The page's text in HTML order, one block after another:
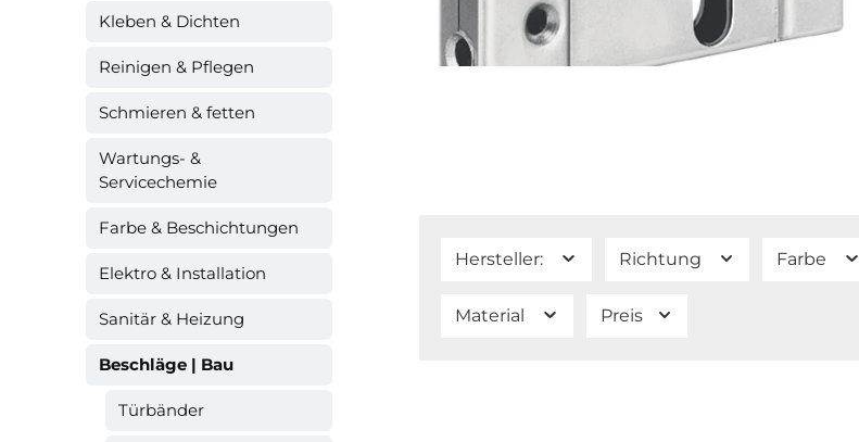
Kleben & Dichten
Reinigen & Pflegen
Schmieren & fetten
Wartungs- &
Servicechemie
Farbe & Beschichtungen
Elektro & Installation
Sanitär & Heizung
Beschläge | Bau
Türbänder
Hersteller: Richtung Farbe
Material Preis